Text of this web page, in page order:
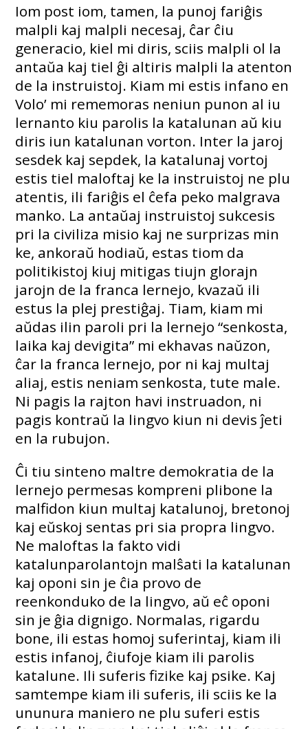
Iom post iom, tamen, la punoj fariĝis
malpli kaj malpli necesaj, ĉar ĉiu
generacio, kiel mi diris, sciis malpli ol la
antaŭa kaj tiel ĝi altiris malpli la atenton
de la instruistoj. Kiam mi estis infano en
Volo’ mi rememoras neniun punon al iu
lernanto kiu parolis la katalunan aŭ kiu
diris iun katalunan vorton. Inter la jaroj
sesdek kaj sepdek, la katalunaj vortoj
estis tiel maloftaj ke la instruistoj ne plu
atentis, ili fariĝis el ĉefa peko malgrava
manko. La antaŭaj instruistoj sukcesis
pri la civiliza misio kaj ne surprizas min
ke, ankoraŭ hodiaŭ, estas tiom da
politikistoj kiuj mitigas tiujn glorajn
jarojn de la franca lernejo, kvazaŭ ili
estus la plej prestiĝaj. Tiam, kiam mi
aŭdas ilin paroli pri la lernejo “senkosta,
laika kaj devigita” mi ekhavas naŭzon,
ĉar la franca lernejo, por ni kaj multaj
aliaj, estis neniam senkosta, tute male.
Ni pagis la rajton havi instruadon, ni
pagis kontraŭ la lingvo kiun ni devis ĵeti
en la rubujon.
Ĉi tiu sinteno maltre demokratia de la
lernejo permesas kompreni plibone la
malfidon kiun multaj katalunoj, bretonoj
kaj eŭskoj sentas pri sia propra lingvo.
Ne maloftas la fakto vidi
katalunparolantojn malŝati la katalunan
kaj oponi sin je ĉia provo de
reenkonduko de la lingvo, aŭ eĉ oponi
sin je ĝia dignigo. Normalas, rigardu
bone, ili estas homoj suferintaj, kiam ili
estis infanoj, ĉiufoje kiam ili parolis
katalune. Ili suferis fizike kaj psike. Kaj
samtempe kiam ili suferis, ili sciis ke la
ununura maniero ne plu suferi estis